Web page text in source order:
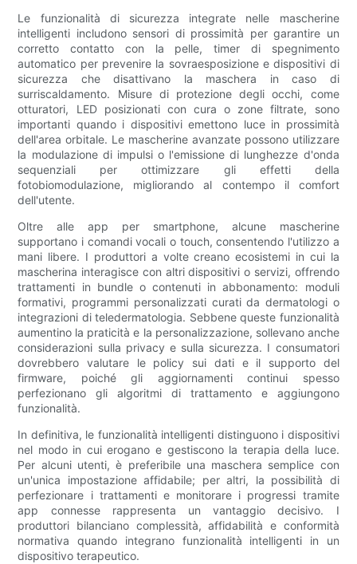
Le funzionalità di sicurezza integrate nelle mascherine
intelligenti includono sensori di prossimità per garantire un
corretto contatto con la pelle, timer di spegnimento
automatico per prevenire la sovraesposizione e dispositivi di
sicurezza che disattivano la maschera in caso di
surriscaldamento. Misure di protezione degli occhi, come
otturatori, LED posizionati con cura o zone filtrate, sono
importanti quando i dispositivi emettono luce in prossimità
dell'area orbitale. Le mascherine avanzate possono utilizzare
la modulazione di impulsi o l'emissione di lunghezze d'onda
sequenziali per ottimizzare gli effetti della
fotobiomodulazione, migliorando al contempo il comfort
dell'utente.
Oltre alle app per smartphone, alcune mascherine
supportano i comandi vocali o touch, consentendo l'utilizzo a
mani libere. I produttori a volte creano ecosistemi in cui la
mascherina interagisce con altri dispositivi o servizi, offrendo
trattamenti in bundle o contenuti in abbonamento: moduli
formativi, programmi personalizzati curati da dermatologi o
integrazioni di teledermatologia. Sebbene queste funzionalità
aumentino la praticità e la personalizzazione, sollevano anche
considerazioni sulla privacy e sulla sicurezza. I consumatori
dovrebbero valutare le policy sui dati e il supporto del
firmware, poiché gli aggiornamenti continui spesso
perfezionano gli algoritmi di trattamento e aggiungono
funzionalità.
In definitiva, le funzionalità intelligenti distinguono i dispositivi
nel modo in cui erogano e gestiscono la terapia della luce.
Per alcuni utenti, è preferibile una maschera semplice con
un'unica impostazione affidabile; per altri, la possibilità di
perfezionare i trattamenti e monitorare i progressi tramite
app connesse rappresenta un vantaggio decisivo. I
produttori bilanciano complessità, affidabilità e conformità
normativa quando integrano funzionalità intelligenti in un
dispositivo terapeutico.